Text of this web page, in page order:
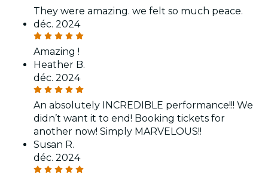
They were amazing. we felt so much peace.
déc. 2024
Amazing !
Heather B.
déc. 2024
An absolutely INCREDIBLE performance!!! We
didn’t want it to end! Booking tickets for
another now! Simply MARVELOUS!!
Susan R.
déc. 2024